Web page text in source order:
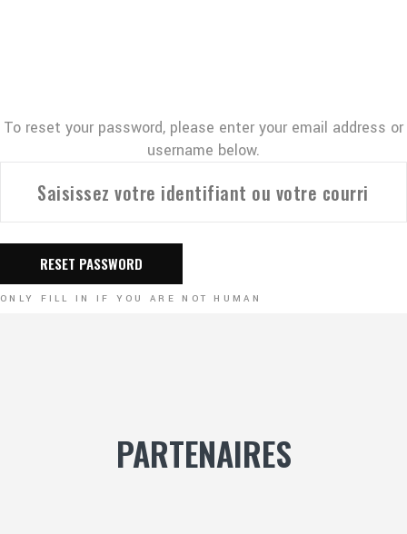
To reset your password, please enter your email address or
username below.
ONLY FILL IN IF YOU ARE NOT HUMAN
PARTENAIRES